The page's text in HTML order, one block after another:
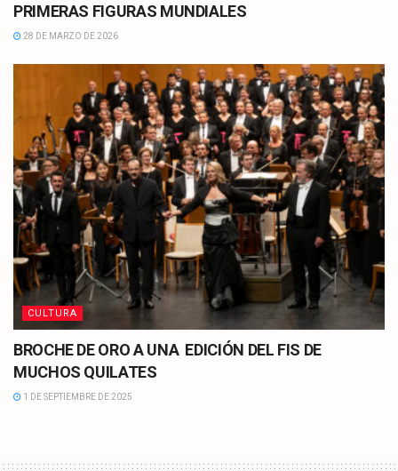
PRIMERAS FIGURAS MUNDIALES
28 DE MARZO DE 2026
CULTURA
BROCHE DE ORO A UNA EDICIÓN DEL FIS DE
MUCHOS QUILATES
1 DE SEPTIEMBRE DE 2025